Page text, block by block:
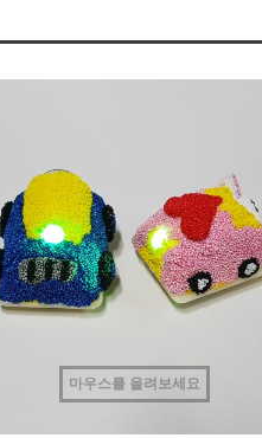
마우스를 올려보세요